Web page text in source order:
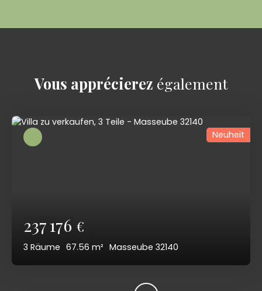
Vous apprécierez également
237 176 €
3 Räume 67.56 m² Masseube 32140
Neuheit